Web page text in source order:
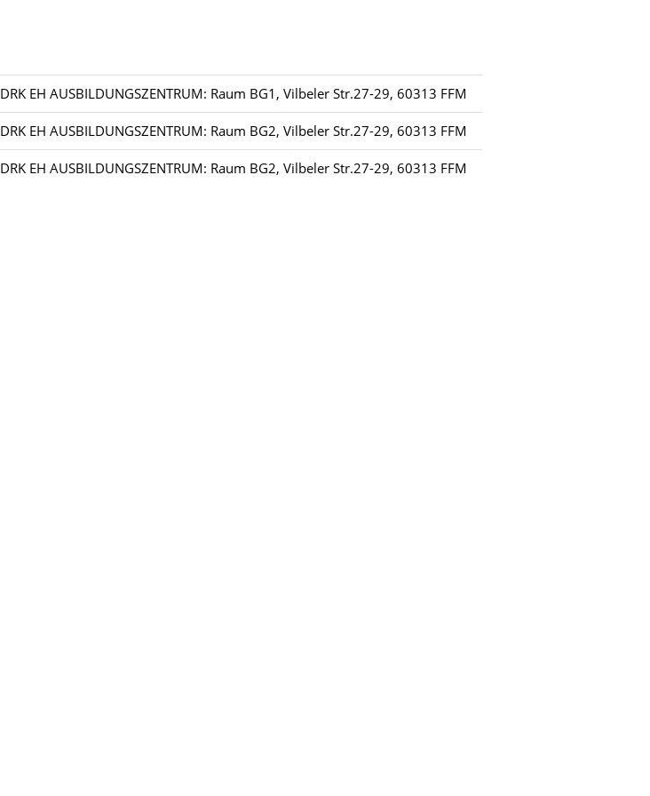
DRK EH AUSBILDUNGSZENTRUM: Raum BG1, Vilbeler Str.27-29, 60313 FFM
DRK EH AUSBILDUNGSZENTRUM: Raum BG2, Vilbeler Str.27-29, 60313 FFM
DRK EH AUSBILDUNGSZENTRUM: Raum BG2, Vilbeler Str.27-29, 60313 FFM